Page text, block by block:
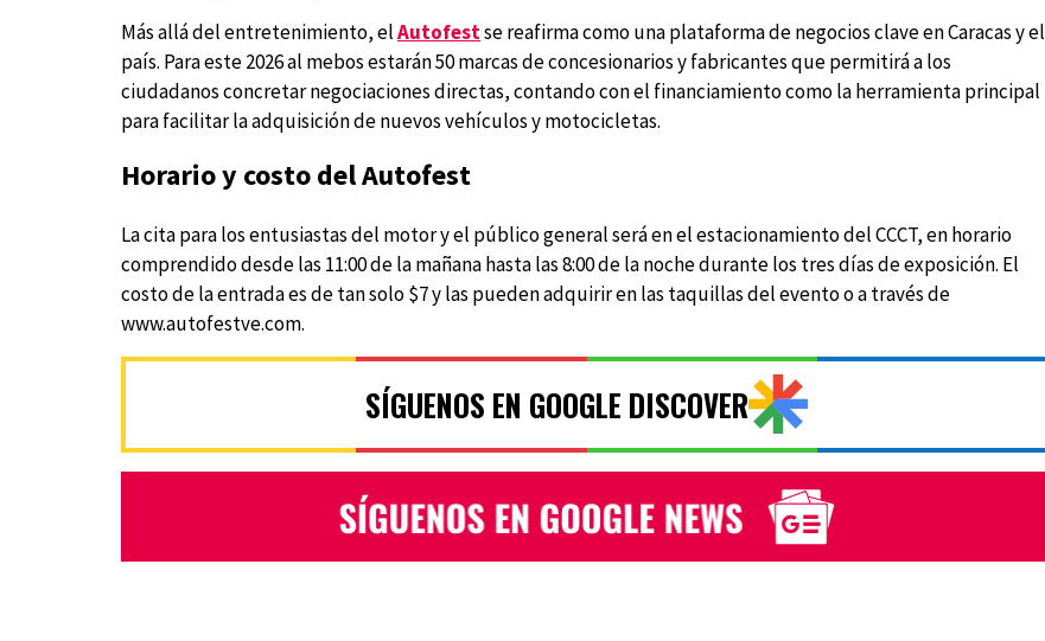
Más allá del entretenimiento, elAutofestse reafirma como una plataforma de negocios clave en Caracas y el
país. Para este 2026 al mebos estarán 50 marcas de concesionarios y fabricantes que permitirá a los
ciudadanos concretar negociaciones directas, contando con el financiamiento como la herramienta principal
para facilitar la adquisición de nuevos vehículos y motocicletas.
Horario y costo del Autofest
La cita para los entusiastas del motor y el público general será en el estacionamiento del CCCT, en horario
comprendido desde las 11:00 de la mañana hasta las 8:00 de la noche durante los tres días de exposición. El
costo de la entrada es de tan solo $7 y las pueden adquirir en las taquillas del evento o a través de
www.autofestve.com.
SÍGUENOS EN GOOGLE DISCOVER